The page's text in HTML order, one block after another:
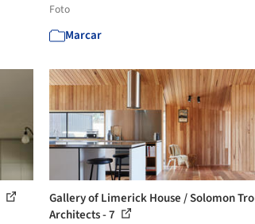
Foto
Marcar
Gallery of Limerick House / Solomon
Architects - 7